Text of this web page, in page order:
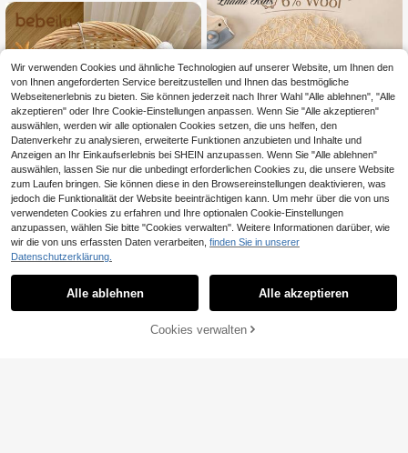
Bebeilu
SHEIN Baby Mädchen Strickjacke
14
9
Elladie kids Baby Mädchen Neue H
erbst und Winter Strick Strickjacke.
Das einzigartige Design mit wellenf
örmiger Spitzenverziehrung zeigt d
en besonderen Modestil von Mädch
#4 Bestseller
10,49€
JETZT EINKAUFEN
Wir verwenden Cookies und ähnliche Technologien auf unserer Website, um Ihnen den
von Ihnen angeforderten Service bereitzustellen und Ihnen das bestmögliche
Webseitenerlebnis zu bieten. Sie können jederzeit nach Ihrer Wahl "Alle ablehnen", "Alle
akzeptieren" oder Ihre Cookie-Einstellungen anpassen. Wenn Sie "Alle akzeptieren"
auswählen, werden wir alle optionalen Cookies setzen, die uns helfen, den
Datenverkehr zu analysieren, erweiterte Funktionen anzubieten und Inhalte und
Anzeigen an Ihr Einkaufserlebnis bei SHEIN anzupassen. Wenn Sie "Alle ablehnen"
auswählen, lassen Sie nur die unbedingt erforderlichen Cookies zu, die unsere Website
zum Laufen bringen. Sie können diese in den Browsereinstellungen deaktivieren, was
jedoch die Funktionalität der Website beeinträchtigen kann. Um mehr über die von uns
verwendeten Cookies zu erfahren und Ihre optionalen Cookie-Einstellungen
anzupassen, wählen Sie bitte "Cookies verwalten". Weitere Informationen darüber, wie
wir die von uns erfassten Daten verarbeiten, finden Sie in unserer
Datenschutzerklärung.
Alle ablehnen Alle akzeptieren
Cookies verwalten